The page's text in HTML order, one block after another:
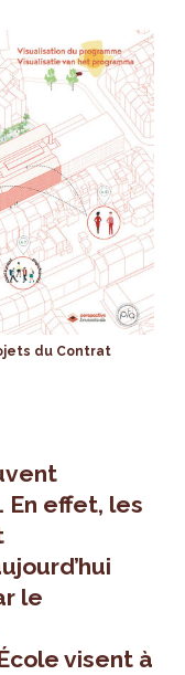
du Contrat
effet, les
le
visent à